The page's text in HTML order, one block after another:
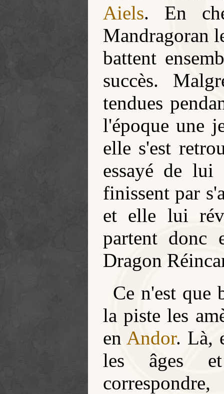
Aiels. En
Mandragoran
battent
succès.
tendues
l'époque une
elle s'est
essayé de lui
finissent par
et elle lui
partent donc
Dragon
Ce n'est que
la piste les
en Andor. Là,
les âges